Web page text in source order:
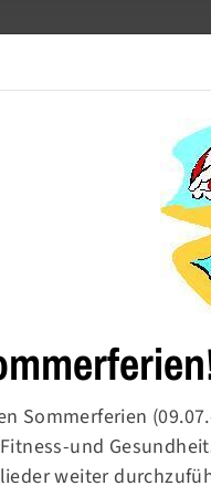
Sport &
Sommerferien
und
weiter